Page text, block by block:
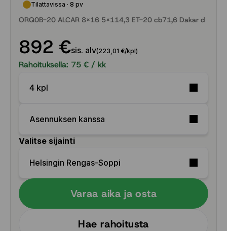
Tilattavissa · 8 pv
ORQ0B-20 ALCAR 8x16 5x114,3 ET-20 cb71,6 Dakar d
892 €sis. alv(223,01 €/kpl)
Rahoituksella: 75 € / kk
4 kpl
Asennuksen kanssa
Valitse sijainti
Helsingin Rengas-Soppi
Varaa aika ja osta
Hae rahoitusta